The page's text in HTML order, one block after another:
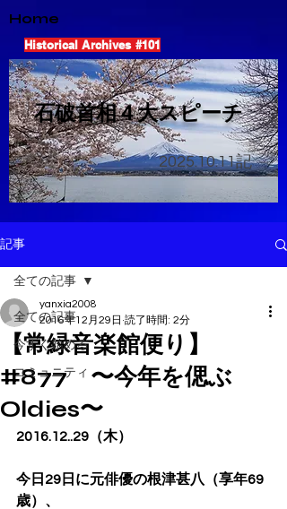
Home
Historical Archives #101
​石破首相４大スピーチ
2025.10.11記
記事
全ての記事
今すぐ始める
コミュニティ
全ての記事
【常緑音楽館便り】
#877 〜今年を偲ぶ
Oldies〜
yanxia2008
2016年12月29日 読了時間: 2分
2016.12..29（木）
今日29日に元俳優の根津甚八（享年69
歳）、